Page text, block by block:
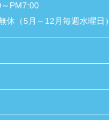
PM7:00
休（5月～12月毎週水曜日）